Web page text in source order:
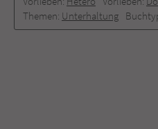
Themen: Unterhaltung